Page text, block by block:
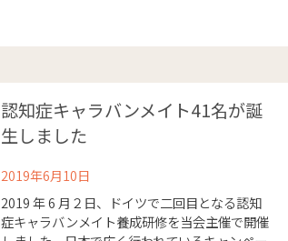
認知症キャラバンメイト41名が誕
生しました
2019年6月10日
2019 年 6 月２日、ドイツで二回目となる認知
症キャラバンメイト養成研修を当会主催で開催